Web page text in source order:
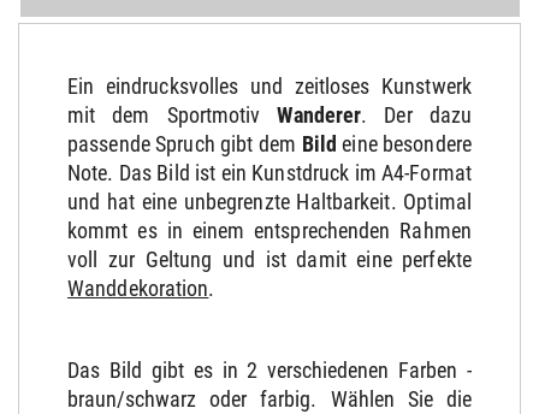
Ein eindrucksvolles und zeitloses Kunstwerk
mit dem SportmotivWanderer. Der dazu
passende Spruch gibt dem Bild eine besondere
Note. Das Bild ist ein Kunstdruck im A4-Format
und hat eine unbegrenzte Haltbarkeit. Optimal
kommt es in einem entsprechenden Rahmen
voll zur Geltung und ist damit eine perfekte
Wanddekoration.
Das Bild gibt es in 2 verschiedenen Farben -
braun/schwarz oder farbig. Wählen Sie die